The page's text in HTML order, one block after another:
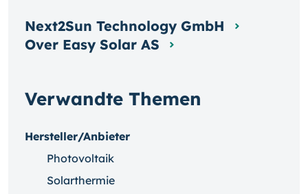
Verwandte Themen
Hersteller/Anbieter
Photovoltaik
Solarthermie
Next2Sun Technology GmbH
Over Easy Solar AS